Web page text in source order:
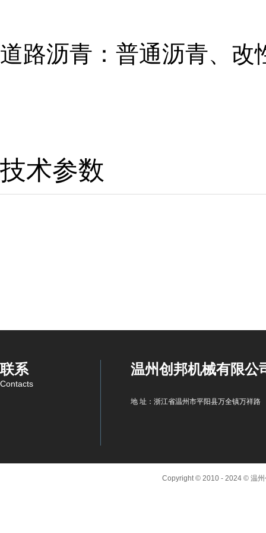
道路沥青：普通沥青、改
技术参数
联系
Contacts
温州创邦机械有限公
地 址：浙江省温州市平阳县万全镇万祥路
Copyright © 2010 - 2024 © 温